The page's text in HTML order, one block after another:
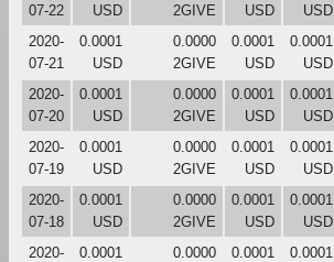
07-22
USD
2GIVE
USD
USD
2020-
07-21
0.0001
USD
0.0000
2GIVE
0.0001
USD
0.0001
USD
2020-
07-20
0.0001
USD
0.0000
2GIVE
0.0001
USD
0.0001
USD
2020-
07-19
0.0001
USD
0.0000
2GIVE
0.0001
USD
0.0001
USD
2020-
07-18
0.0001
USD
0.0000
2GIVE
0.0001
USD
0.0001
USD
2020-
0.0001
0.0000
0.0001
0.0001